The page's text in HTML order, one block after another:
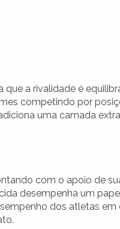
a rivalidade é
competindo por
uma camada
com o apoio de
desempenha um
dos atletas